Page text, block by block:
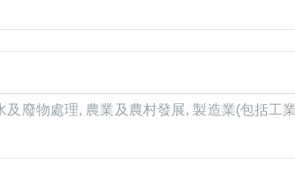
廢物處理, 農業及農村發展, 製造業(包括工